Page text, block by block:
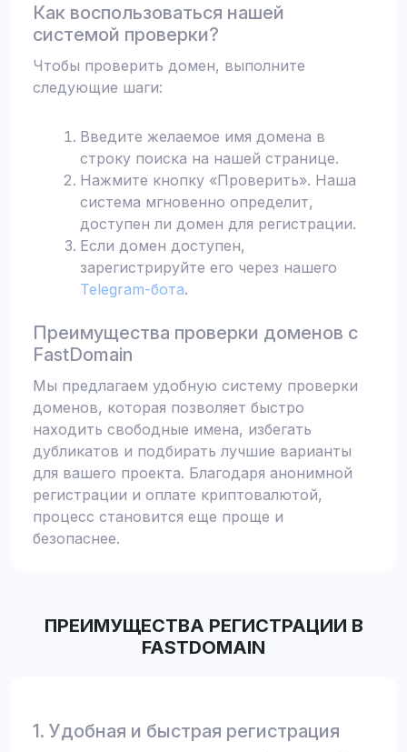
Как воспользоваться нашей
системой проверки?
Чтобы проверить домен, выполните
следующие шаги:
Введите желаемое имя домена в
строку поиска на нашей странице.
Нажмите кнопку «Проверить». Наша
система мгновенно определит,
доступен ли домен для регистрации.
Если домен доступен,
зарегистрируйте его через нашего
Telegram-бота.
Преимущества проверки доменов с
FastDomain
Мы предлагаем удобную систему проверки
доменов, которая позволяет быстро
находить свободные имена, избегать
дубликатов и подбирать лучшие варианты
для вашего проекта. Благодаря анонимной
регистрации и оплате криптовалютой,
процесс становится еще проще и
безопаснее.
ПРЕИМУЩЕСТВА РЕГИСТРАЦИИ В
FASTDOMAIN
1. Удобная и быстрая регистрация